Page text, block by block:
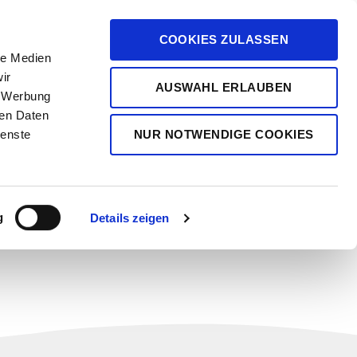
Medien
Daten
Details zeigen
COOKIES ZULASSEN
AUSWAHL ERLAUBEN
NUR NOTWENDIGE COOKIES
Patienteninformationen
Kontakt